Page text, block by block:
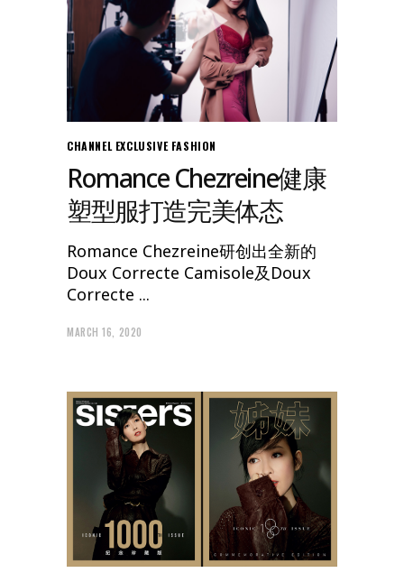
CHANNEL EXCLUSIVE FASHION
Romance Chezreine健康
塑型服打造完美体态
Romance Chezreine研创出全新的
Doux Correcte Camisole及Doux
Correcte
MARCH 16, 2020